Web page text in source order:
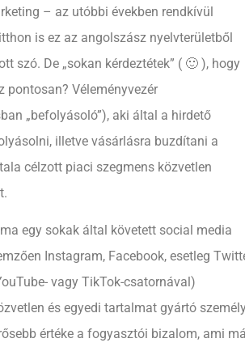
– az utóbbi években rendkívül
is ez az angolszász nyelvterületből
szó. De „sokan kérdeztétek” ( 🙂 ), hogy
pontosan? Véleményvezér
„befolyásoló”), aki által a hirdető
illetve vásárlásra buzdítani a
célzott piaci szegmens közvetlen
egy sokak által követett social media
Instagram, Facebook, esetleg
vagy TikTok-csatornával)
és egyedi tartalmat gyártó
értéke a fogyasztói bizalom, ami